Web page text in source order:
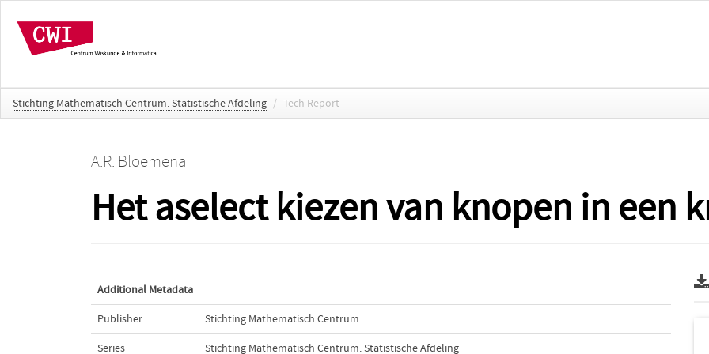
Stichting Mathematisch Centrum. Statistische Afdeling / Tech Report
A.R. Bloemena
Het aselect kiezen van knopen in een
Additional Metadata
Publisher Stichting Mathematisch Centrum
Series Stichting Mathematisch Centrum. Statistische Afdeling